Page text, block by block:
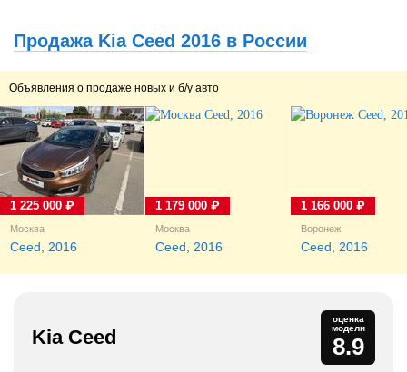
Продажа Kia Ceed 2016 в России
Объявления о продаже новых и б/у авто
Москва
Ceed, 2016
1 225 000 ₽
Москва
Ceed, 2016
1 179 000 ₽
Воронеж
Ceed, 2016
1 166 000 ₽
Kia Ceed
оценка
модели
8.9